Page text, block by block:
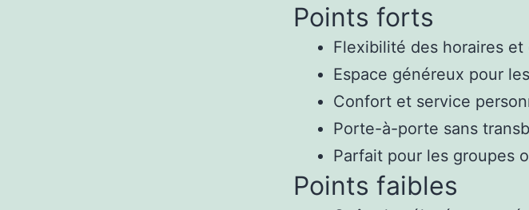
Points forts
Flexibilité des horaires et
Espace généreux pour
Confort et service
Porte-à-porte sans
Parfait pour les groupes
Points faibles